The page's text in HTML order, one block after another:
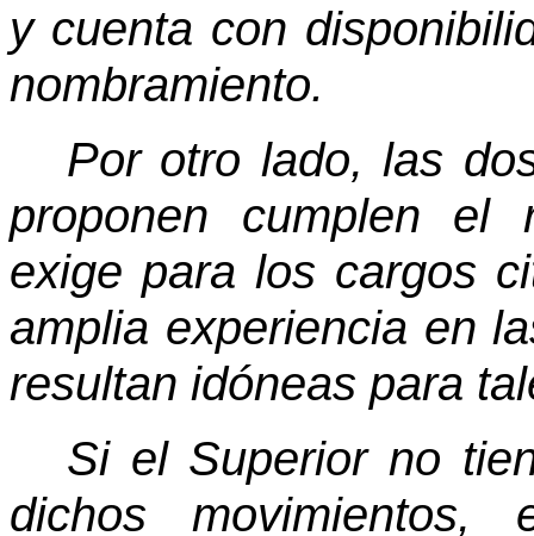
y cuenta con
nombramiento.
Por otro lado, las
proponen cumplen el
exige para los cargos
amplia experiencia en
resultan idóneas para
Si el Superior no
dichos movimientos,